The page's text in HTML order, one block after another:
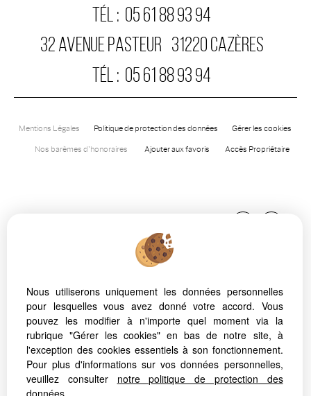
TÉL : 05 61 88 93 94
32 AVENUE PASTEUR 31220CAZÈRES
TÉL : 05 61 88 93 94
Mentions Légales Politique de protection des données Gérer les cookies
Nos barèmes d'honoraires Ajouter aux favoris Accès Propriétaire
Afin de vous offrir un confort de lecture permanent, depuis
votre PC, votre tablette ou votre smartphone, notre site
s’adapte automatiquement aux différents types d'écrans
Nous utiliserons uniquement les données personnelles
pour lesquelles vous avez donné votre accord. Vous
pouvez les modifier à n'importe quel moment via la
rubrique "Gérer les cookies" en bas de notre site, à
l'exception des cookies essentiels à son fonctionnement.
Pour plus d'informations sur vos données personnelles,
veuillez consulter notre politique de protection des
données